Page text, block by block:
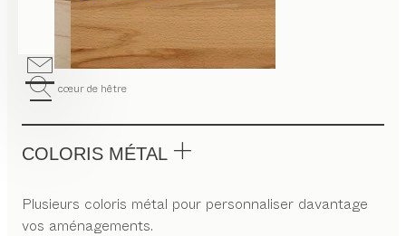
cœur de hêtre
COLORIS MÉTAL
Plusieurs coloris métal pour personnaliser davantage
vos aménagements.